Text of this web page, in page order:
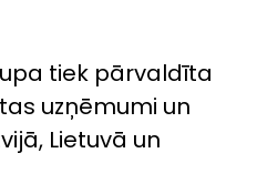
tiek pārvaldīta
uzņēmumi un
Lietuvā un